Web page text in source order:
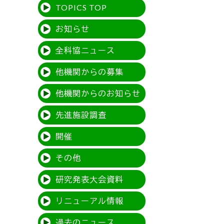
TOPICS TOP
お知らせ
全科協ニュース
他機関からの募集
他機関からのお知らせ
先進施設調査
開催
その他
研究発表大会資料
リニューアル情報
過去のニュース